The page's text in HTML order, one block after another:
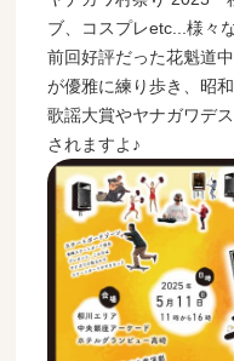
ブ、コスプレetc...様々
前回好評だった花魁道
が優雅に練り歩き、昭
歌謡大賞やヤナガワデ
されますよ♪